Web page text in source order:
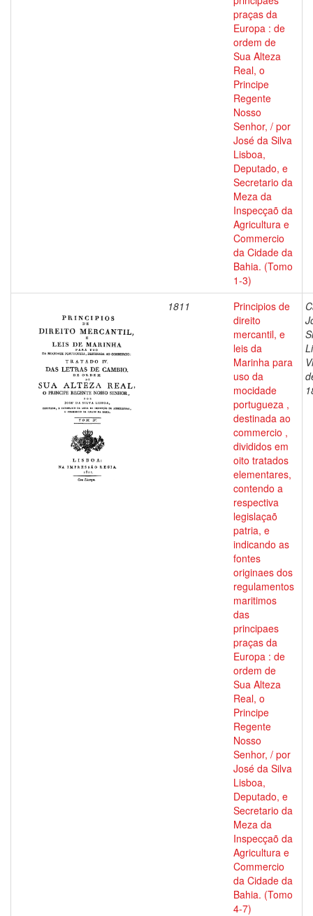
praças da
Europa : de
ordem de
Sua Alteza
Real, o
Principe
Regente
Nosso
Senhor, / por
José da Silva
Lisboa,
Deputado, e
Secretario da
Meza da
Inspecçaõ da
Agricultura e
Commercio
da Cidade da
Bahia. (Tomo
1-3)
1811
Principios de
direito
mercantil, e
leis da
Marinha para
uso da
mocidade
portugueza ,
destinada ao
commercio ,
divididos em
oito tratados
elementares,
contendo a
respectiva
legislaçaõ
patria, e
indicando as
fontes
originaes dos
regulamentos
maritimos
das
principaes
praças da
Europa : de
ordem de
Sua Alteza
Real, o
Principe
Regente
Nosso
Senhor, / por
José da Silva
Lisboa,
Deputado, e
Secretario da
Meza da
Inspecçaõ da
Agricultura e
Commercio
da Cidade da
Bahia. (Tomo
4-7)